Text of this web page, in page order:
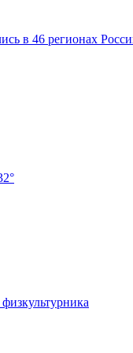
в 46 регионах